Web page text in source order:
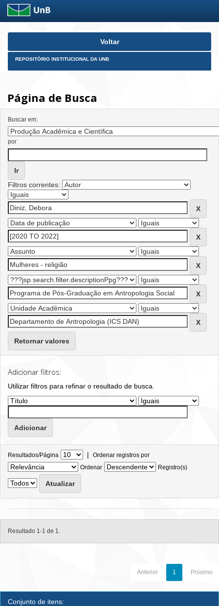
Skip
Voltar
REPOSITÓRIO INSTITUCIONAL DA UNB
Página de Busca
Buscar em:
por
Filtros correntes:
Retornar valores
Adicionar filtros:
Utilizar filtros para refinar o resultado de busca.
Resultados/Página | Ordenar registros por
Ordenar
Registro(s)
Resultado 1-1 de 1.
Anterior 1 Próximo
Conjunto de itens: